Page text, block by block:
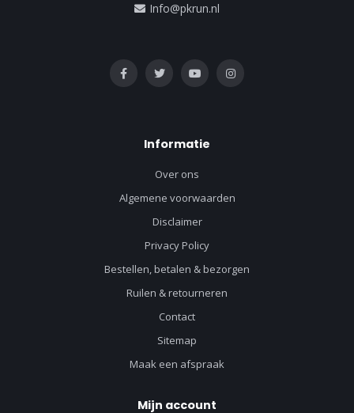
Info@pkrun.nl
Informatie
Over ons
Algemene voorwaarden
Disclaimer
Privacy Policy
Bestellen, betalen & bezorgen
Ruilen & retourneren
Contact
Sitemap
Maak een afspraak
Mijn account